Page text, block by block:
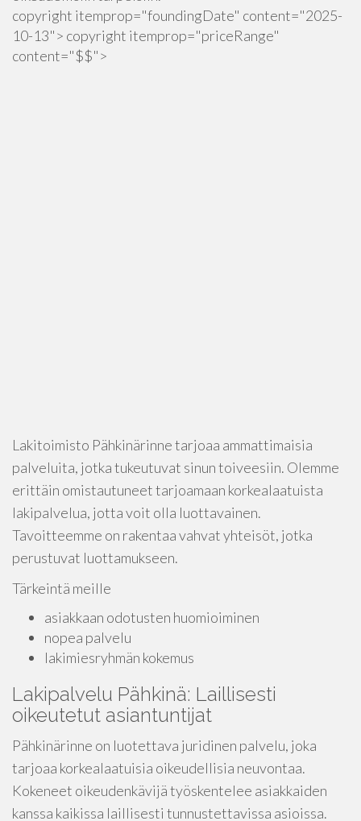
copyright itemprop="foundingDate" content="2025-
10-13"> copyright itemprop="priceRange"
content="$$">
Lakitoimisto Pähkinärinne tarjoaa ammattimaisia
palveluita, jotka tukeutuvat sinun toiveesiin. Olemme
erittäin omistautuneet tarjoamaan korkealaatuista
lakipalvelua, jotta voit olla luottavainen.
Tavoitteemme on rakentaa vahvat yhteisöt, jotka
perustuvat luottamukseen.
Tärkeintä meille
asiakkaan odotusten huomioiminen
nopea palvelu
lakimiesryhmän kokemus
Lakipalvelu Pähkinä: Laillisesti
oikeutetut asiantuntijat
Pähkinärinne on luotettava juridinen palvelu, joka
tarjoaa korkealaatuisia oikeudellisia neuvontaa.
Kokeneet oikeudenkävijä työskentelee asiakkaiden
kanssa kaikissa laillisesti tunnustettavissa asioissa.